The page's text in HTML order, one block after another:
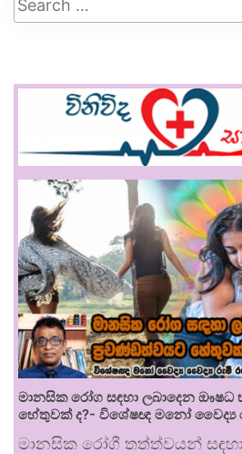
මානසික රෝග සඳහා ලබාදෙන ඖෂධ
හේතුවක් ද?- විශේෂඥ මනෝ
මානසික රෝගී තත්ත්වයන්